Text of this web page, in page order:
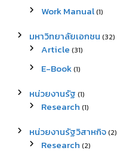
Work Manual(1)
มหาวิทยาลัยเอกชน (32)
Article (31)
E-Book(1)
หน่วยงานรัฐ (1)
Research (1)
หน่วยงานรัฐวิสาหกิจ(2)
Research (2)